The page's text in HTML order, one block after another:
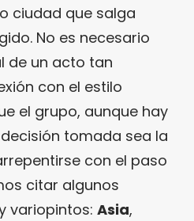
ciudad que salga
No es necesario
de un acto tan
con el estilo
el grupo, aunque hay
tomada sea la
con el paso
citar algunos
variopintos: Asia,